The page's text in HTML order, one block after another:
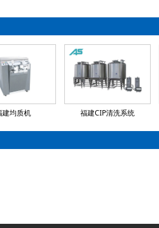
建均质机 福建CIP清洗系统